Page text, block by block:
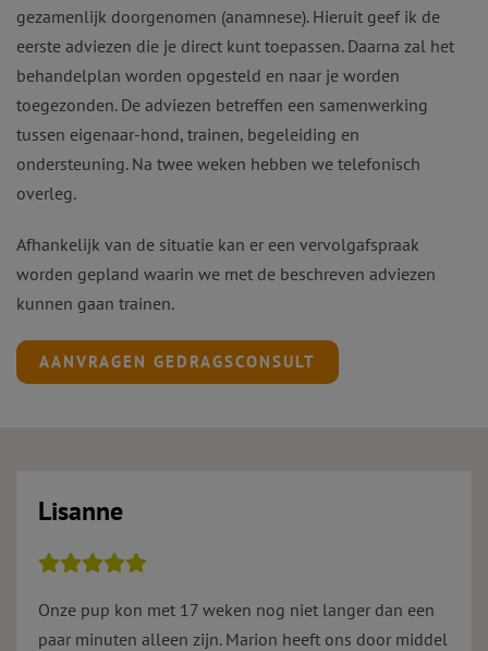
gezamenlijk doorgenomen (anamnese). Hieruit geef ik de
eerste adviezen die je direct kunt toepassen. Daarna zal het
behandelplan worden opgesteld en naar je worden
toegezonden. De adviezen betreffen een samenwerking
tussen eigenaar-hond, trainen, begeleiding en
ondersteuning. Na twee weken hebben we telefonisch
overleg.
Afhankelijk van de situatie kan er een vervolgafspraak
worden gepland waarin we met de beschreven adviezen
kunnen gaan trainen.
AANVRAGEN GEDRAGSCONSULT
Lisanne
Onze pup kon met 17 weken nog niet langer dan een
paar minuten alleen zijn. Marion heeft ons door middel